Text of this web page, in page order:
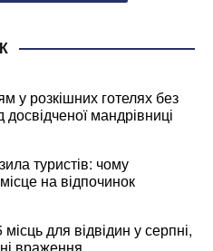
у розкішних готелях без
мандрівниці
туристів: чому
на відпочинок
для відвідин у серпні,
враження